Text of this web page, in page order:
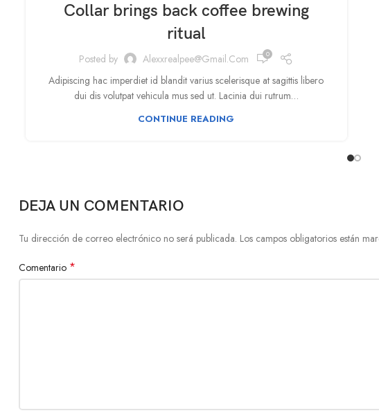
Collar brings back coffee brewing
ritual
Posted by Alexxrealpee@gmail.com 0
Adipiscing hac imperdiet id blandit varius scelerisque at sagittis libero
dui dis volutpat vehicula mus sed ut. Lacinia dui rutrum…
CONTINUE READING
DEJA UN COMENTARIO
Tu dirección de correo electrónico no será publicada. Los campos obligatorios están
Comentario *